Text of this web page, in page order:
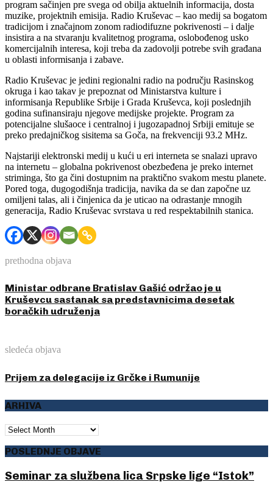
program sačinjen pre svega od obilja aktuelnih informacija, dosta
muzike, projektnih emisija. Radio Kruševac – kao medij sa bogatom
tradicijom i značajnom zonom radiodifuzne pokrivenosti – i dalje
insistira a na stvaranju kvalitetnog programa, oslobođenog usko
komercijalnih interesa, koji treba da zadovolji potrebe svih građana
u oblasti informisanja i zabave.
Radio Kruševac je jedini regionalni radio na području Rasinskog
okruga i kao takav je prepoznat od Ministarstva kulture i
informisanja Republike Srbije i Grada Kruševca, koji poslednjih
godina sufinansiraju njegove medijske projekte. Program za
potencijalne slušaoce i centralnoj i jugozapadnoj Srbiji emituje se
preko predajničkog sisitema sa Goča, na frekvenciji 93.2 MHz.
Najstariji elektronski medij u kući u eri interneta se snalazi upravo
na internetu – globalna pokrivenost obezbeđena je preko internet
striminga, što ga čini dostupnim na praktično svakom mestu planete.
Pored toga, dugogodišnja tradicija, navika da se dan započne uz
omiljeni talas, ali i činjenica da je uticao na odrastanje mnogih
generacija, Radio Kruševac svrstava u red respektabilnih stanica.
prethodna objava
Ministar odbrane Bratislav Gašić održao je u
Kruševcu sastanak sa predstavnicima desetak
boračkih udruženja
sledeća objava
Prijem za delegacije iz Grčke i Rumunije
ARHIVA
ARHIVA
POSLEDNJE OBJAVE
Seminar za službena lica Srpske lige “Istok”